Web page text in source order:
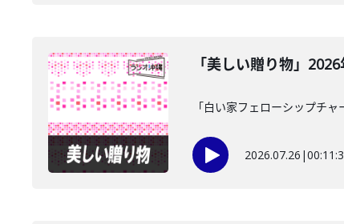
「美しい贈り物」
「白い家フェローシップチ
2026.07.26 |